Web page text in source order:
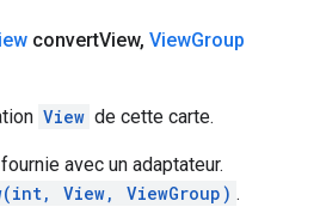
convertView, ViewGroup
View de cette carte.
avec un adaptateur.
View, ViewGroup) .